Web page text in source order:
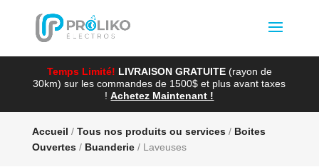
Temps Limité! LIVRAISON GRATUITE (rayon de
30km) sur les commandes de 1500$ et plus avant taxes
!Achetez Maintenant !
Accueil / Tous nos produits ou services/ Boites
Ouvertes/ Buanderie/ Laveuses